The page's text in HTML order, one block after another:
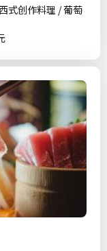
式创作料理 / 葡萄